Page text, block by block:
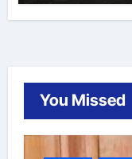
You Missed